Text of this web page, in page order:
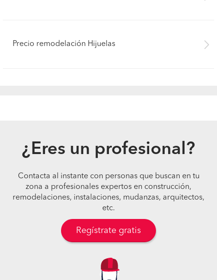
Precio remodelación Hijuelas
¿Eres un profesional?
Contacta al instante con personas que buscan en tu
zona a profesionales expertos en construcción,
remodelaciones, instalaciones, mudanzas, arquitectos,
etc.
Regístrate gratis
Pide presupuestos